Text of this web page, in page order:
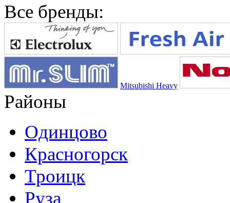
Все бренды:
Mitsubishi Heavy
Районы
Одинцово
Красногорск
Троицк
Руза